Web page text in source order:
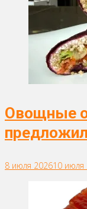
Овощные
8 июля 202610 июля